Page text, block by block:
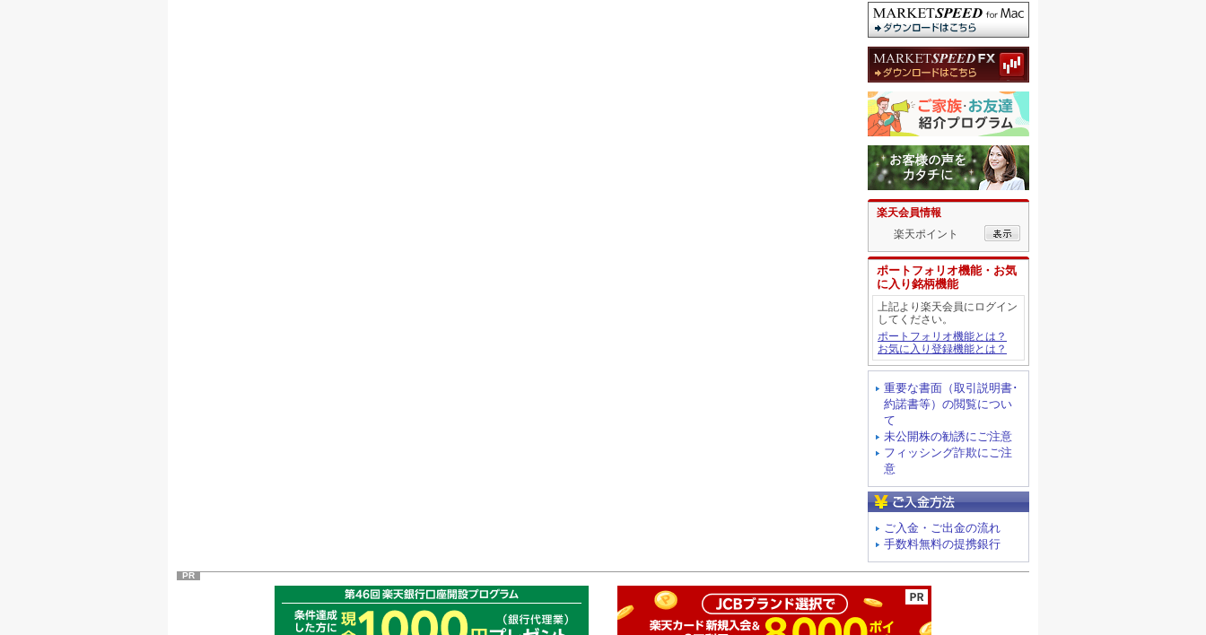
楽天会員情報
楽天ポイント
ポートフォリオ機能・お気
に入り銘柄機能
上記より楽天会員にログイン
してください。
ポートフォリオ機能とは？
お気に入り登録機能とは？
重要な書面（取引説明書･
約諾書等）の閲覧につい
て
未公開株の勧誘にご注意
フィッシング詐欺にご注
意
ご入金・ご出金の流れ
手数料無料の提携銀行
PR